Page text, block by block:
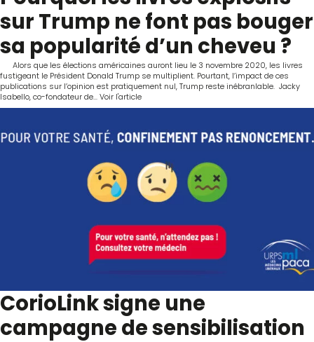
sur Trump ne font pas bouger
sa popularité d’un cheveu ?
Alors que les élections américaines auront lieu le 3 novembre 2020, les livres
fustigeant le Président Donald Trump se multiplient. Pourtant, l’impact de ces
publications sur l’opinion est pratiquement nul, Trump reste inébranlable. Jacky
Isabello, co-fondateur de...Voir l'article
CorioLink signe une
campagne de sensibilisation